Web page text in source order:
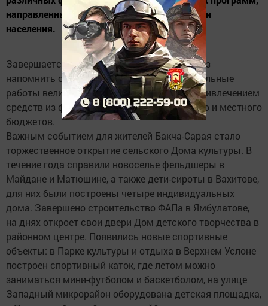
направленных на улучшение качества жизни
населения.
Завершается 2017 год, и мы решили еще раз
напомнить своим читателям, какие строительные
работы велись в районе в течение года с привлечением
средств из федерального, республиканского и местного
бюджетов.
Важным событием для жителей Бакча-Сарая стало
торжественное открытие сельского Дома культуры. В
течение года справили новоселье фельдшеры в
Майдане и Матюшине, а также дети-сироты в Вахитове,
для них были построены четыре индивидуальных
дома. Завершено строительство ФАПа в Ямбулатове,
на днях откроет свои двери Дом детского творчества в
районном центре. Появились новые спортивные
объекты: в Парке культуры и отдыха в Верхнем Услоне
построен спортивный каток, где летом можно
заниматься мини-футболом и баскетболом, на улице
Западный микрорайон оборудована детская площадка,